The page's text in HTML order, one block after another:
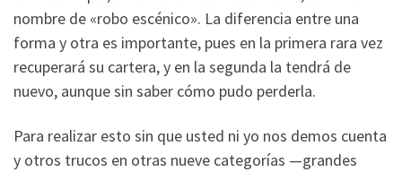
nombre de «robo escénico». La diferencia entre una
forma y otra es importante, pues en la primera rara vez
recuperará su cartera, y en la segunda la tendrá de
nuevo, aunque sin saber cómo pudo perderla.
Para realizar esto sin que usted ni yo nos demos cuenta
y otros trucos en otras nueve categorías —grandes